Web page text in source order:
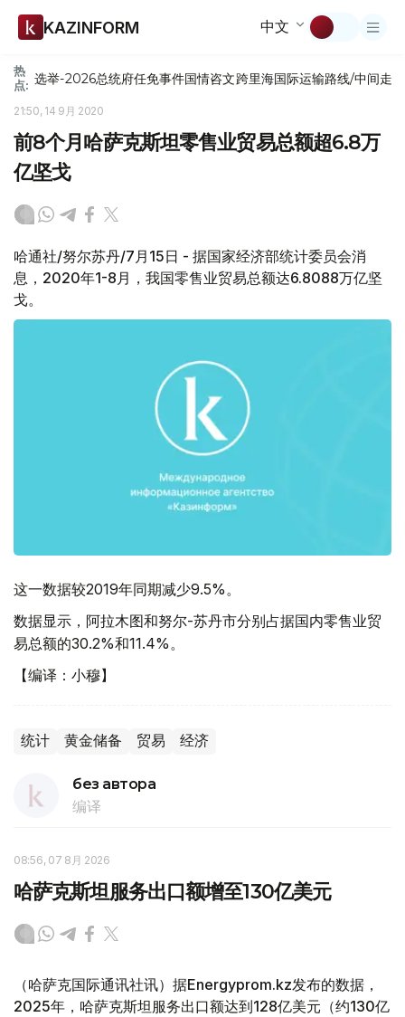
KAZINFORM 中文
热
点: 选举-2026总统府任免事件国情咨文跨里海国际运输路线/中间走廊
21:50, 14 9月 2020
前8个月哈萨克斯坦零售业贸易总额超6.8万
亿坚戈
哈通社/努尔苏丹/7月15日 - 据国家经济部统计委员会消
息，2020年1-8月，我国零售业贸易总额达6.8088万亿坚
戈。
这一数据较2019年同期减少9.5%。
数据显示，阿拉木图和努尔-苏丹市分别占据国内零售业贸
易总额的30.2%和11.4%。
【编译：小穆】
统计 黄金储备 贸易 经济
без автора
编译
08:56, 07 8月 2026
哈萨克斯坦服务出口额增至130亿美元
（哈萨克国际通讯社讯）据Energyprom.kz发布的数据，
2025年，哈萨克斯坦服务出口额达到128亿美元（约130亿